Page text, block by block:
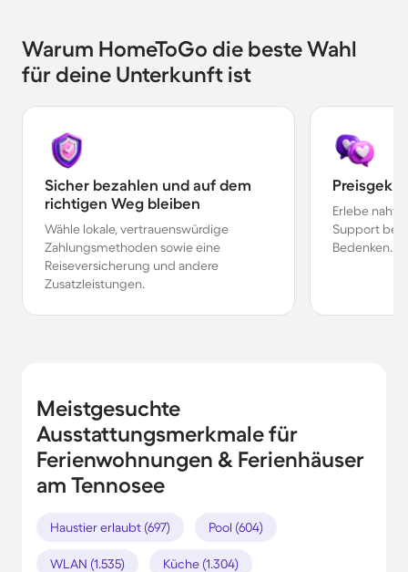
Warum HomeToGo die beste Wahl
für deine Unterkunft ist
Sicher bezahlen und auf dem
richtigen Weg bleiben
Wähle lokale, vertrauenswürdige
Zahlungsmethoden sowie eine
Reiseversicherung und andere
Zusatzleistungen.
Erlebe
Support bei
Bedenken.
Meistgesuchte
Ausstattungsmerkmale für
Ferienwohnungen & Ferienhäuser
am Tennosee
Haustier erlaubt (697) Pool (604)
WLAN (1.535) Küche (1.304)